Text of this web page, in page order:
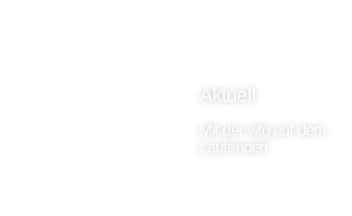
Aktuell
Mit der wfg auf dem
Laufenden.